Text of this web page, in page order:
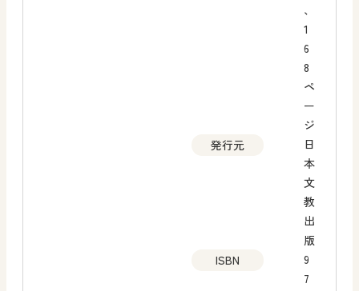
、
1
6
8
ペ
ー
ジ
発行元
日
本
文
教
出
版
ISBN
9
7